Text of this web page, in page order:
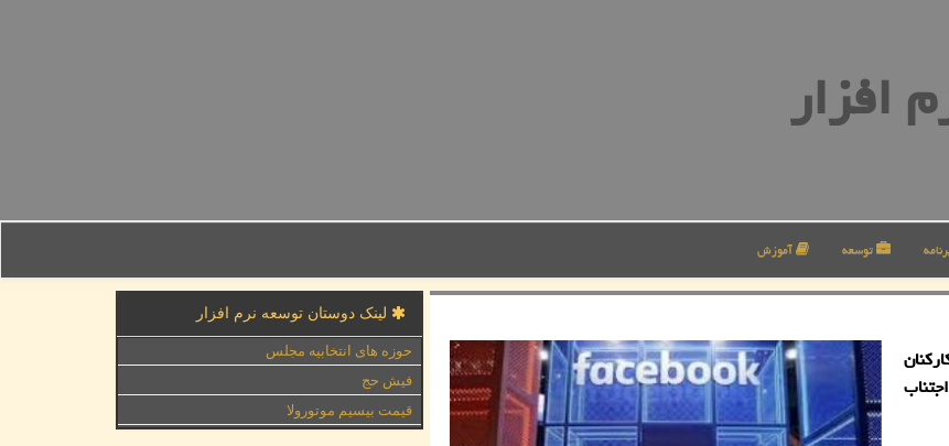
افزار
توسعه آموزش
لینک دوستان توسعه نرم افزار
حوزه های انتخابیه مجلس
فیش حج
قیمت بیسیم موتورولا